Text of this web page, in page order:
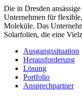
Die in Dresden
Unternehmen für
Moleküle. Das
Solarfolien, die eine
Ausgangssituation
Herausforderung
Lösung
Portfolio
Ansprechpartner